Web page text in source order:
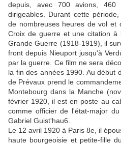
depuis, avec 700 avions,
dirigeables. Durant cette
de nombreuses heures de vol et
Croix de guerre et une citation à
Grande Guerre (1918-1919), il
front depuis Nieuport jusqu'à
par la guerre. Ce film ne sera
la fin des années 1990. Au début
de Prévaux prend le
Montebourg dans la Manche
février 1920, il est en poste au
comme officier de l'état-major
Gabriel Guist'hau6.
Le 12 avril 1920 à Paris 8e, il
haute bourgeoisie et petite-fille